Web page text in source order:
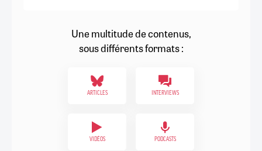
Une multitude de contenus,
sous différents formats :
ARTICLES INTERVIEWS
VIDÉOS PODCASTS